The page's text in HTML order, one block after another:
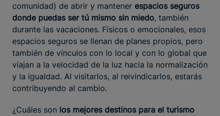
comunidad) de abrir y mantener espacios seguros
donde puedas ser tú mismo sin miedo, también
durante las vacaciones. Físicos o emocionales, esos
espacios seguros se llenan de planes propios, pero
también de vínculos con lo local y con lo global que
viajan a la velocidad de la luz hacia la normalización
y la igualdad. Al visitarlos, al reivindicarlos, estarás
contribuyendo al cambio.
¿Cuáles son los mejores destinos para el turismo